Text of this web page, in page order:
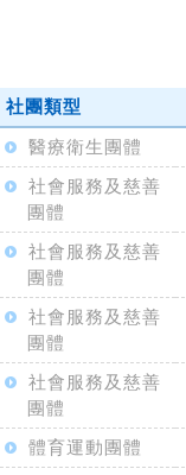
社團類型
醫療衛生團體
社會服務及慈善
團體
社會服務及慈善
團體
社會服務及慈善
團體
社會服務及慈善
團體
體育運動團體